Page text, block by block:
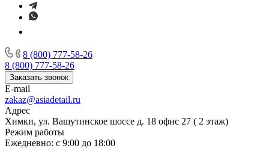
8 (800) 777-58-26
8 (800) 777-58-26
Заказать звонок
E-mail
zakaz@asiadetail.ru
Адрес
Химки, ул. Вашутинское шоссе д. 18 офис 27 ( 2 этаж)
Режим работы
Ежедневно: с 9:00 до 18:00